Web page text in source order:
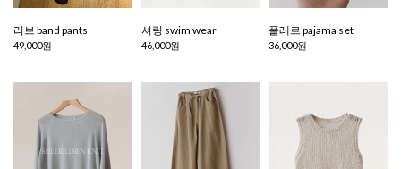
리브 band pants
49,000원
셔링 swim wear
46,000원
플레르 pajama set
36,000원